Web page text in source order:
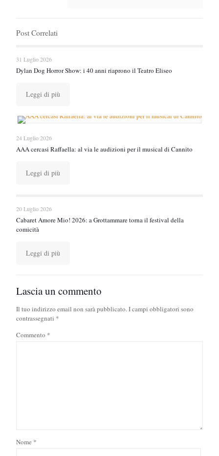
Post Correlati
31 Luglio 2026
Dylan Dog Horror Show: i 40 anni riaprono il Teatro Eliseo
Leggi di più
24 Luglio 2026
AAA cercasi Raffaella: al via le audizioni per il musical di Cannito
Leggi di più
20 Luglio 2026
Cabaret Amore Mio! 2026: a Grottammare torna il festival della
comicità
Leggi di più
Lascia un commento
Il tuo indirizzo email non sarà pubblicato.I campi obbligatori sono
contrassegnati *
Commento *
Nome *